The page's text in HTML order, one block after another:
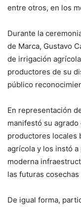
entre otros, en los
Durante la
de Marca, Gustavo
de irrigación
productores de su
público
En representación
manifestó su
productores locales
agrícola y los instó
moderna
las futuras
De igual forma,